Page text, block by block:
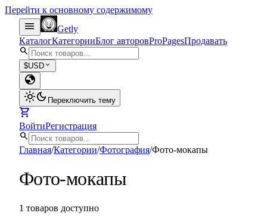
Перейти к основному содержимому
menu
Getly
КаталогКатегорииБлог авторовProPagesПродавать
search
$USD expand_more
globe
light_modedark_mode Переключить тему
shopping_cart
ВойтиРегистрация
search
Главная/Категории/Фотография/Фото-мокапы
Фото-мокапы
1 товаров доступно